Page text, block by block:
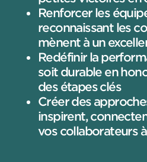
Renforcer les
reconnaissant les
mènent à un
Redéfinir la
soit durable en
des étapes clés
Créer des
inspirent,
vos collaborateurs